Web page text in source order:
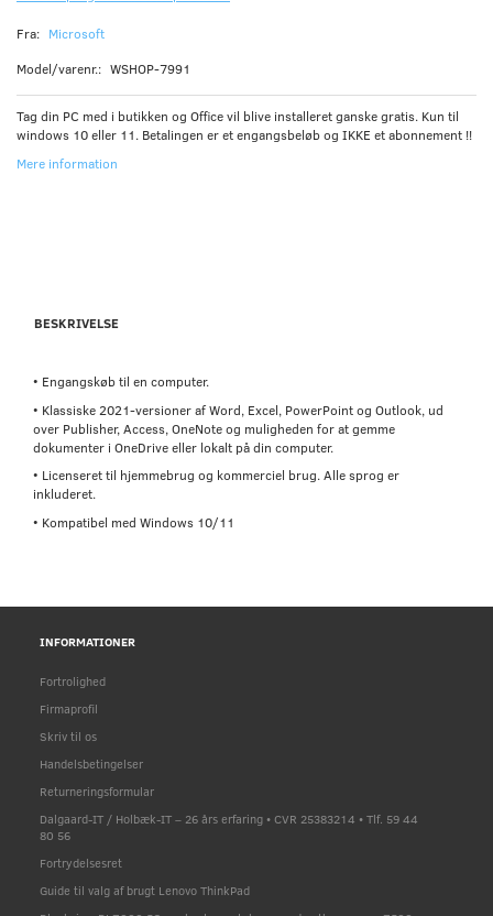
Fra: Microsoft
Model/varenr.: WSHOP-7991
Tag din PC med i butikken og Office vil blive installeret ganske gratis. Kun til
windows 10 eller 11. Betalingen er et engangsbeløb og IKKE et abonnement !!
Mere information
BESKRIVELSE
• Engangskøb til en computer.
• Klassiske 2021-versioner af Word, Excel, PowerPoint og Outlook, ud
over Publisher, Access, OneNote og muligheden for at gemme
dokumenter i OneDrive eller lokalt på din computer.
• Licenseret til hjemmebrug og kommerciel brug. Alle sprog er
inkluderet.
• Kompatibel med Windows 10/11
INFORMATIONER
Fortrolighed
Firmaprofil
Skriv til os
Handelsbetingelser
Returneringsformular
Dalgaard-IT / Holbæk-IT – 26 års erfaring • CVR 25383214 • Tlf. 59 44
80 56
Fortrydelsesret
Guide til valg af brugt Lenovo ThinkPad